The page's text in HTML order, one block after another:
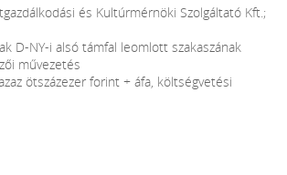
és Kultúrmérnöki Szolgáltató Kft.;
D-NY-i alsó támfal leomlott szakaszának
művezetés
ötszázezer forint + áfa, költségvetési